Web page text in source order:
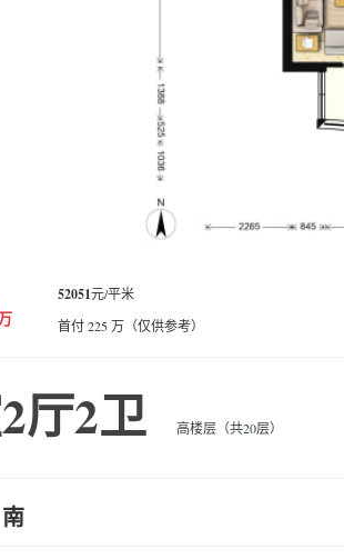
52051元/平米
首付 225 万（仅供参考）
厅2卫 高楼层（共20层）